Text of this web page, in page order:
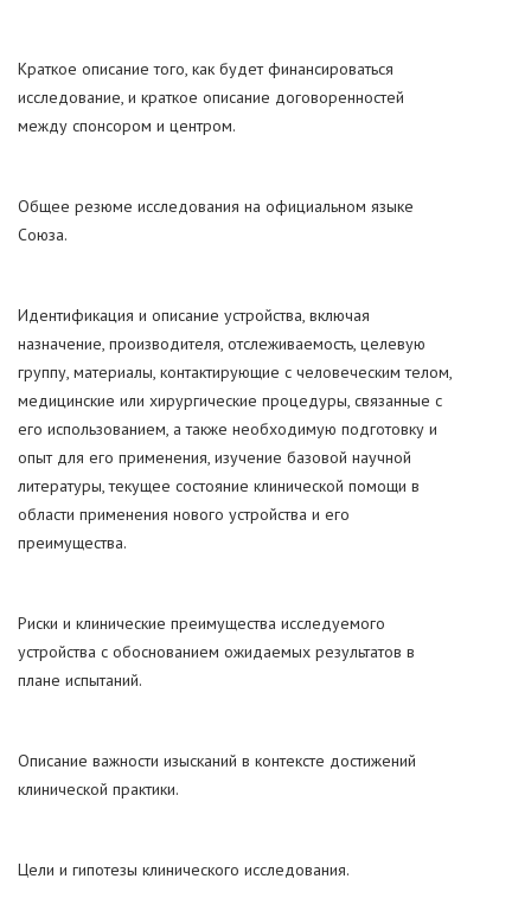
Краткое описание того, как будет финансироваться
исследование, и краткое описание договоренностей
между спонсором и центром.
Общее резюме исследования на официальном языке
Союза.
Идентификация и описание устройства, включая
назначение, производителя, отслеживаемость, целевую
группу, материалы, контактирующие с человеческим телом,
медицинские или хирургические процедуры, связанные с
его использованием, а также необходимую подготовку и
опыт для его применения, изучение базовой научной
литературы, текущее состояние клинической помощи в
области применения нового устройства и его
преимущества.
Риски и клинические преимущества исследуемого
устройства с обоснованием ожидаемых результатов в
плане испытаний.
Описание важности изысканий в контексте достижений
клинической практики.
Цели и гипотезы клинического исследования.